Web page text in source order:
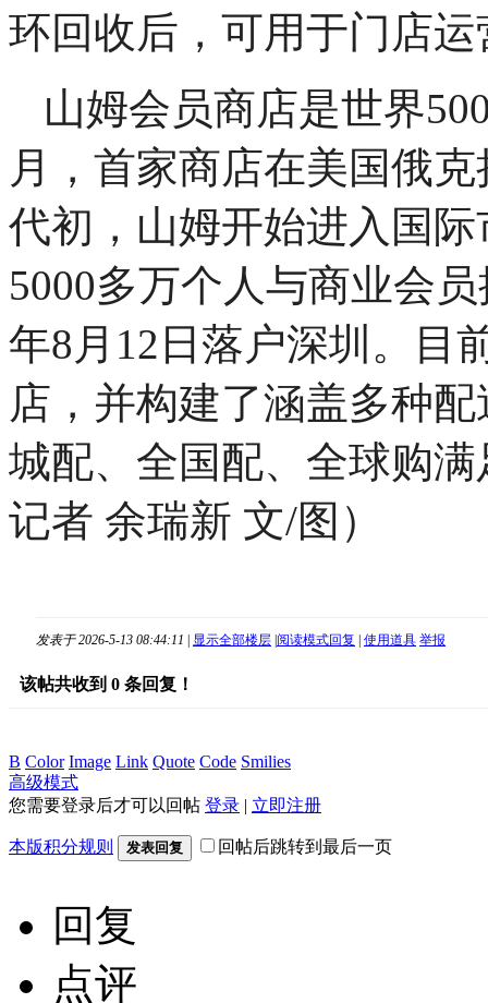
环回收后，可用于门店
山姆会员商店是世界
月，首家商店在美国俄
代初，山姆开始进入国
5000多万个人与商业会
年8月12日落户深圳。目
店，并构建了涵盖多种
城配、全国配、全球购
记者 余瑞新 文/图）
发表于 2026-5-13 08:44:11 | 显示全部楼层 |阅读模式回复 | 使用道具 举报
该帖共收到 0 条回复！
B Color Image Link Quote Code Smilies
高级模式
您需要登录后才可以回帖 登录 | 立即注册
本版积分规则 发表回复 回帖后跳转到最后一页
回复
点评